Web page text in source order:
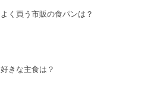
よく買う市販の食パンは？
好きな主食は？